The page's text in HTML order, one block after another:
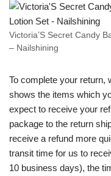
Victoria’S Secret Candy
– Nailshining
To complete your return,
shows the items which
expect to receive your
package to the return
receive a refund more
transit time for us to
10 business days), the